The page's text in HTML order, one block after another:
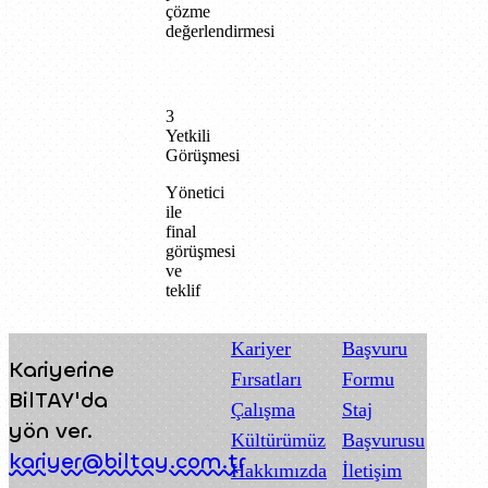
çözme
değerlendirmesi
3
Yetkili
Görüşmesi
Yönetici
ile
final
görüşmesi
ve
teklif
Kariyerine
BilTAY'da
yön ver.
kariyer@biltay.com.tr
Kariyer
Fırsatları
Çalışma
Kültürümüz
Hakkımızda
Başvuru
Formu
Staj
Başvurusu
İletişim